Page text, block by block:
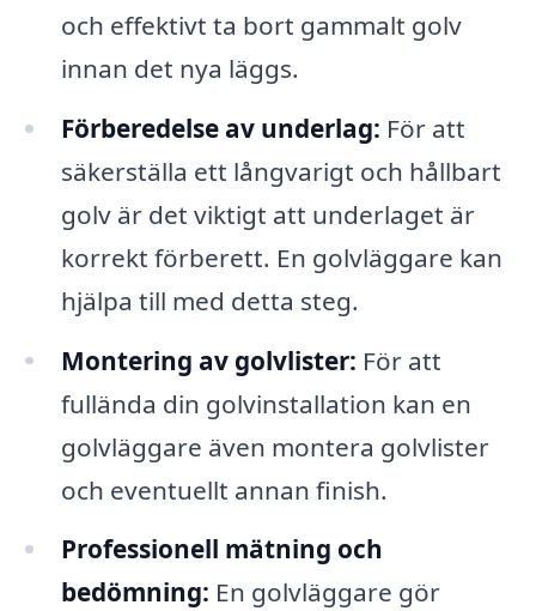
och effektivt ta bort gammalt golv
innan det nya läggs.
Förberedelse av underlag: För att
säkerställa ett långvarigt och hållbart
golv är det viktigt att underlaget är
korrekt förberett. En golvläggare kan
hjälpa till med detta steg.
Montering av golvlister: För att
fullända din golvinstallation kan en
golvläggare även montera golvlister
och eventuellt annan finish.
Professionell mätning och
bedömning: En golvläggare gör